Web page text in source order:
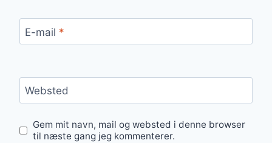
E-mail *
Websted
Gem mit navn, mail og websted i denne browser
til næste gang jeg kommenterer.